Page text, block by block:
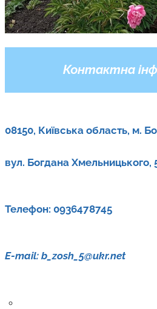
Контактна
08150, Київська область, м.
вул. Богдана Хмельницького,
Телефон: 0936478745
E-mail: b_zosh_5@ukr.net